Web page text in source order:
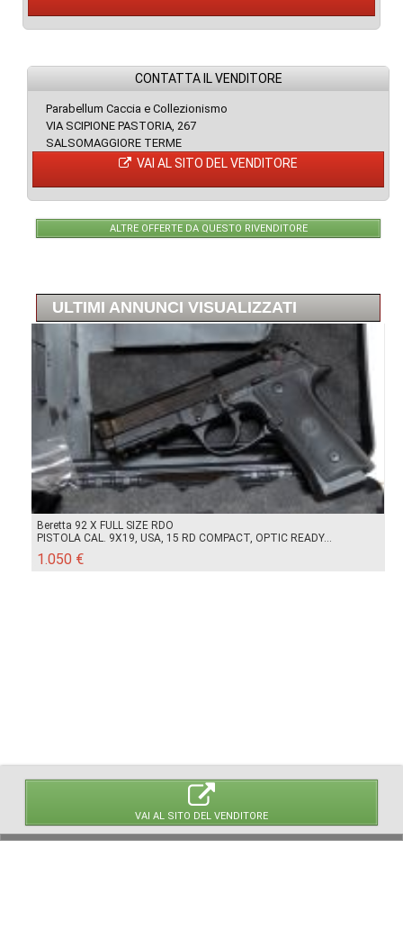
VAI AL SITO DEL VENDITORE
CONTATTA IL VENDITORE
Parabellum Caccia e Collezionismo
VIA SCIPIONE PASTORIA, 267
SALSOMAGGIORE TERME
VAI AL SITO DEL VENDITORE
ALTRE OFFERTE DA QUESTO RIVENDITORE
ULTIMI ANNUNCI VISUALIZZATI
Beretta 92 X FULL SIZE RDO
PISTOLA CAL. 9X19, USA, 15 RD COMPACT, OPTIC READY...
1.050 €